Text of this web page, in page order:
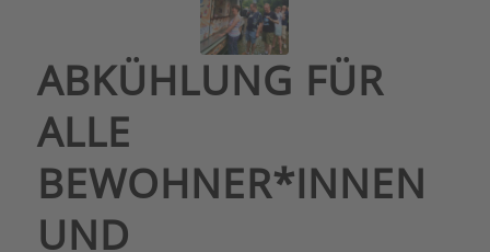
ABKÜHLUNG FÜR
ALLE
BEWOHNER*INNEN
UND